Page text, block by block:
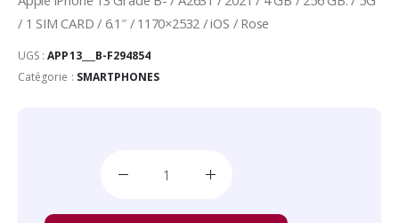
/ 1 SIM CARD / 6.1″ / 1170×2532 / iOS / Rose
UGS :APP13___B-F294854
Catégorie : SMARTPHONES